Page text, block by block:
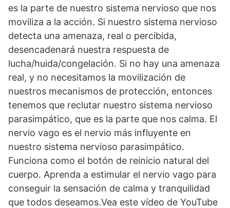
es la parte de nuestro sistema nervioso que nos
moviliza a la acción. Si nuestro sistema nervioso
detecta una amenaza, real o percibida,
desencadenará nuestra respuesta de
lucha/huida/congelación. Si no hay una amenaza
real, y no necesitamos la movilización de
nuestros mecanismos de protección, entonces
tenemos que reclutar nuestro sistema nervioso
parasimpático, que es la parte que nos calma. El
nervio vago es el nervio más influyente en
nuestro sistema nervioso parasimpático.
Funciona como el botón de reinicio natural del
cuerpo. Aprenda a estimular el nervio vago para
conseguir la sensación de calma y tranquilidad
que todos deseamos.Vea este vídeo de YouTube